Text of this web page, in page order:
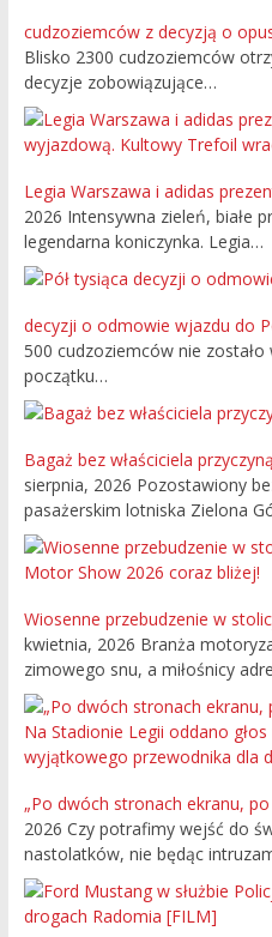
cudzoziemców z decyzją o
Blisko 2300 cudzoziemców
decyzje zobowiązujące…
Legia Warszawa i adidas
2026 Intensywna zieleń, białe
legendarna koniczynka. Legia…
decyzji o odmowie wjazdu do
500 cudzoziemców nie
początku…
Bagaż bez właściciela
sierpnia, 2026 Pozostawiony
pasażerskim lotniska Zielona
Wiosenne przebudzenie w
kwietnia, 2026 Branża
zimowego snu, a miłośnicy
„Po dwóch stronach ekranu,
2026 Czy potrafimy wejść do
nastolatków, nie będąc